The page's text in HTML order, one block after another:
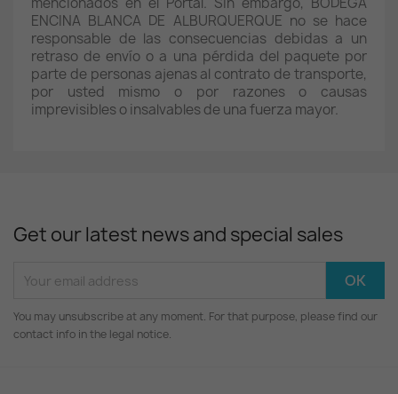
ENCINA BLANCA DE ALBURQUERQUE no se hace
responsable de las consecuencias debidas a un
retraso de envío o a una pérdida del paquete por
parte de personas ajenas al contrato de transporte,
por usted mismo o por razones o causas
imprevisibles o insalvables de una fuerza mayor.
Get our latest news and special sales
You may unsubscribe at any moment. For that purpose, please find our
contact info in the legal notice.